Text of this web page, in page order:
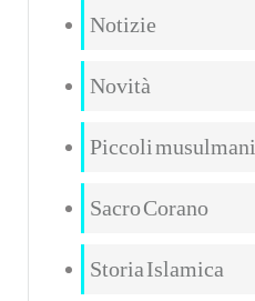
Notizie
Novità
Piccoli musulmani
Sacro Corano
Storia Islamica